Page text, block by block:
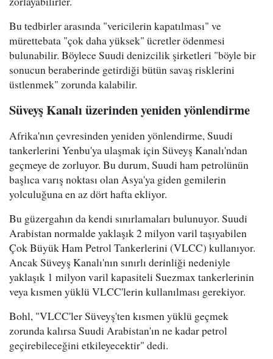
Bu tedbirler arasında "vericilerin kapatılması" ve
mürettebata "çok daha yüksek" ücretler ödenmesi
bulunabilir. Böylece Suudi denizcilik şirketleri "böyle bir
sonucun beraberinde getirdiği bütün savaş risklerini
üstlenmek" zorunda kalabilir.
Süveyş Kanalı üzerinden yeniden yönlendirme
Afrika'nın çevresinden yeniden yönlendirme, Suudi
tankerlerini Yenbu'ya ulaşmak için Süveyş Kanalı'ndan
geçmeye de zorluyor. Bu durum, Suudi ham petrolünün
başlıca varış noktası olan Asya'ya giden gemilerin
yolculuğuna en az dört hafta ekliyor.
Bu güzergahın da kendi sınırlamaları bulunuyor. Suudi
Arabistan normalde yaklaşık 2 milyon varil taşıyabilen
Çok Büyük Ham Petrol Tankerlerini (VLCC) kullanıyor.
Ancak Süveyş Kanalı'nın sınırlı derinliği nedeniyle
yaklaşık 1 milyon varil kapasiteli Suezmax tankerlerinin
veya kısmen yüklü VLCC'lerin kullanılması gerekiyor.
Bohl, "VLCC'ler Süveyş'ten kısmen yüklü geçmek
zorunda kalırsa Suudi Arabistan'ın ne kadar petrol
geçirebileceğini etkileyecektir" dedi.